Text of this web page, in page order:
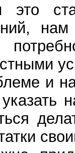
это
нам
и